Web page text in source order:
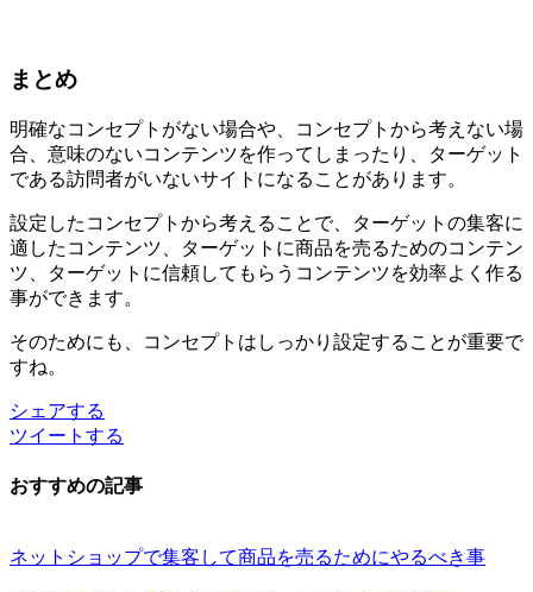
まとめ
明確なコンセプトがない場合や、コンセプトから考えない場
合、意味のないコンテンツを作ってしまったり、ターゲット
である訪問者がいないサイトになることがあります。
設定したコンセプトから考えることで、ターゲットの集客に
適したコンテンツ、ターゲットに商品を売るためのコンテン
ツ、ターゲットに信頼してもらうコンテンツを効率よく作る
事ができます。
そのためにも、コンセプトはしっかり設定することが重要で
すね。
シェアする
ツイートする
おすすめの記事
ネットショップで集客して商品を売るためにやるべき事